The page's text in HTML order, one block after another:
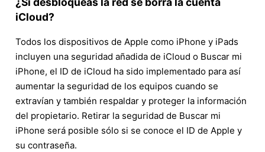
iCloud?
Todos los dispositivos de Apple como iPhone y iPads
incluyen una seguridad añadida de iCloud o Buscar mi
iPhone, el ID de iCloud ha sido implementado para así
aumentar la seguridad de los equipos cuando se
extravían y también respaldar y proteger la información
del propietario. Retirar la seguridad de Buscar mi
iPhone será posible sólo si se conoce el ID de Apple y
su contraseña.